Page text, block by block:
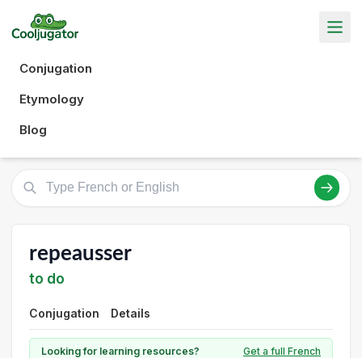
Conjugation
Etymology
Blog
repeausser
to do
Conjugation Details
Looking for learning resources?
Get a full French